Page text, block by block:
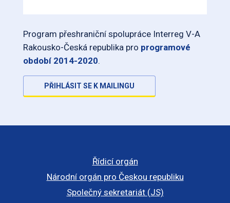
Program přeshraniční spolupráce Interreg V-A
Rakousko-Česká republika pro programové
období 2014-2020.
PŘIHLÁSIT SE K MAILINGU
Řídicí orgán
Národní orgán pro Českou republiku
Společný sekretariát (JS)